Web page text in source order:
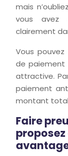
mais
vous avez
clairement
Vous
de paiement
attractive.
paiement
montant
Faire